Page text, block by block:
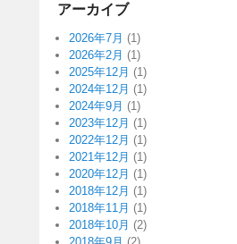
アーカイブ
2026年7月 (1)
2026年2月 (1)
2025年12月 (1)
2024年12月 (1)
2024年9月 (1)
2023年12月 (1)
2022年12月 (1)
2021年12月 (1)
2020年12月 (1)
2018年12月 (1)
2018年11月 (1)
2018年10月 (2)